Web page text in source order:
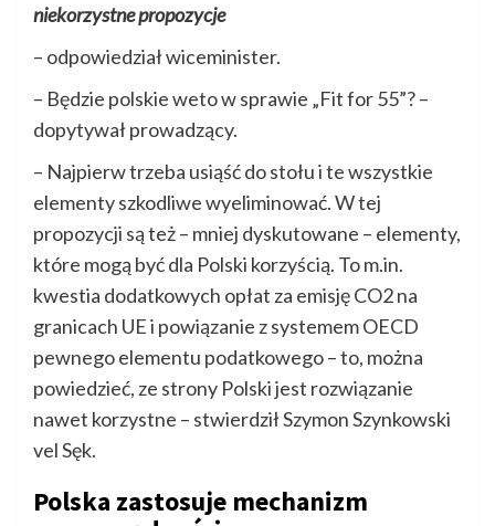
niekorzystne propozycje
– odpowiedział wiceminister.
– Będzie polskie weto w sprawie „Fit for 55”? –
dopytywał prowadzący.
– Najpierw trzeba usiąść do stołu i te wszystkie
elementy szkodliwe wyeliminować. W tej
propozycji są też – mniej dyskutowane – elementy,
które mogą być dla Polski korzyścią. To m.in.
kwestia dodatkowych opłat za emisję CO2 na
granicach UE i powiązanie z systemem OECD
pewnego elementu podatkowego – to, można
powiedzieć, ze strony Polski jest rozwiązanie
nawet korzystne – stwierdził Szymon Szynkowski
vel Sęk.
Polska zastosuje mechanizm